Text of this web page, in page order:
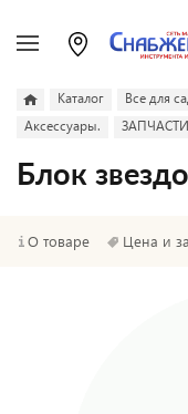
Каталог Все для
Аксессуары.
ЗАПЧАСТИ
Блок
О товаре Цена и